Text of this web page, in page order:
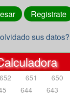
sus datos?
652 651 650
644 643